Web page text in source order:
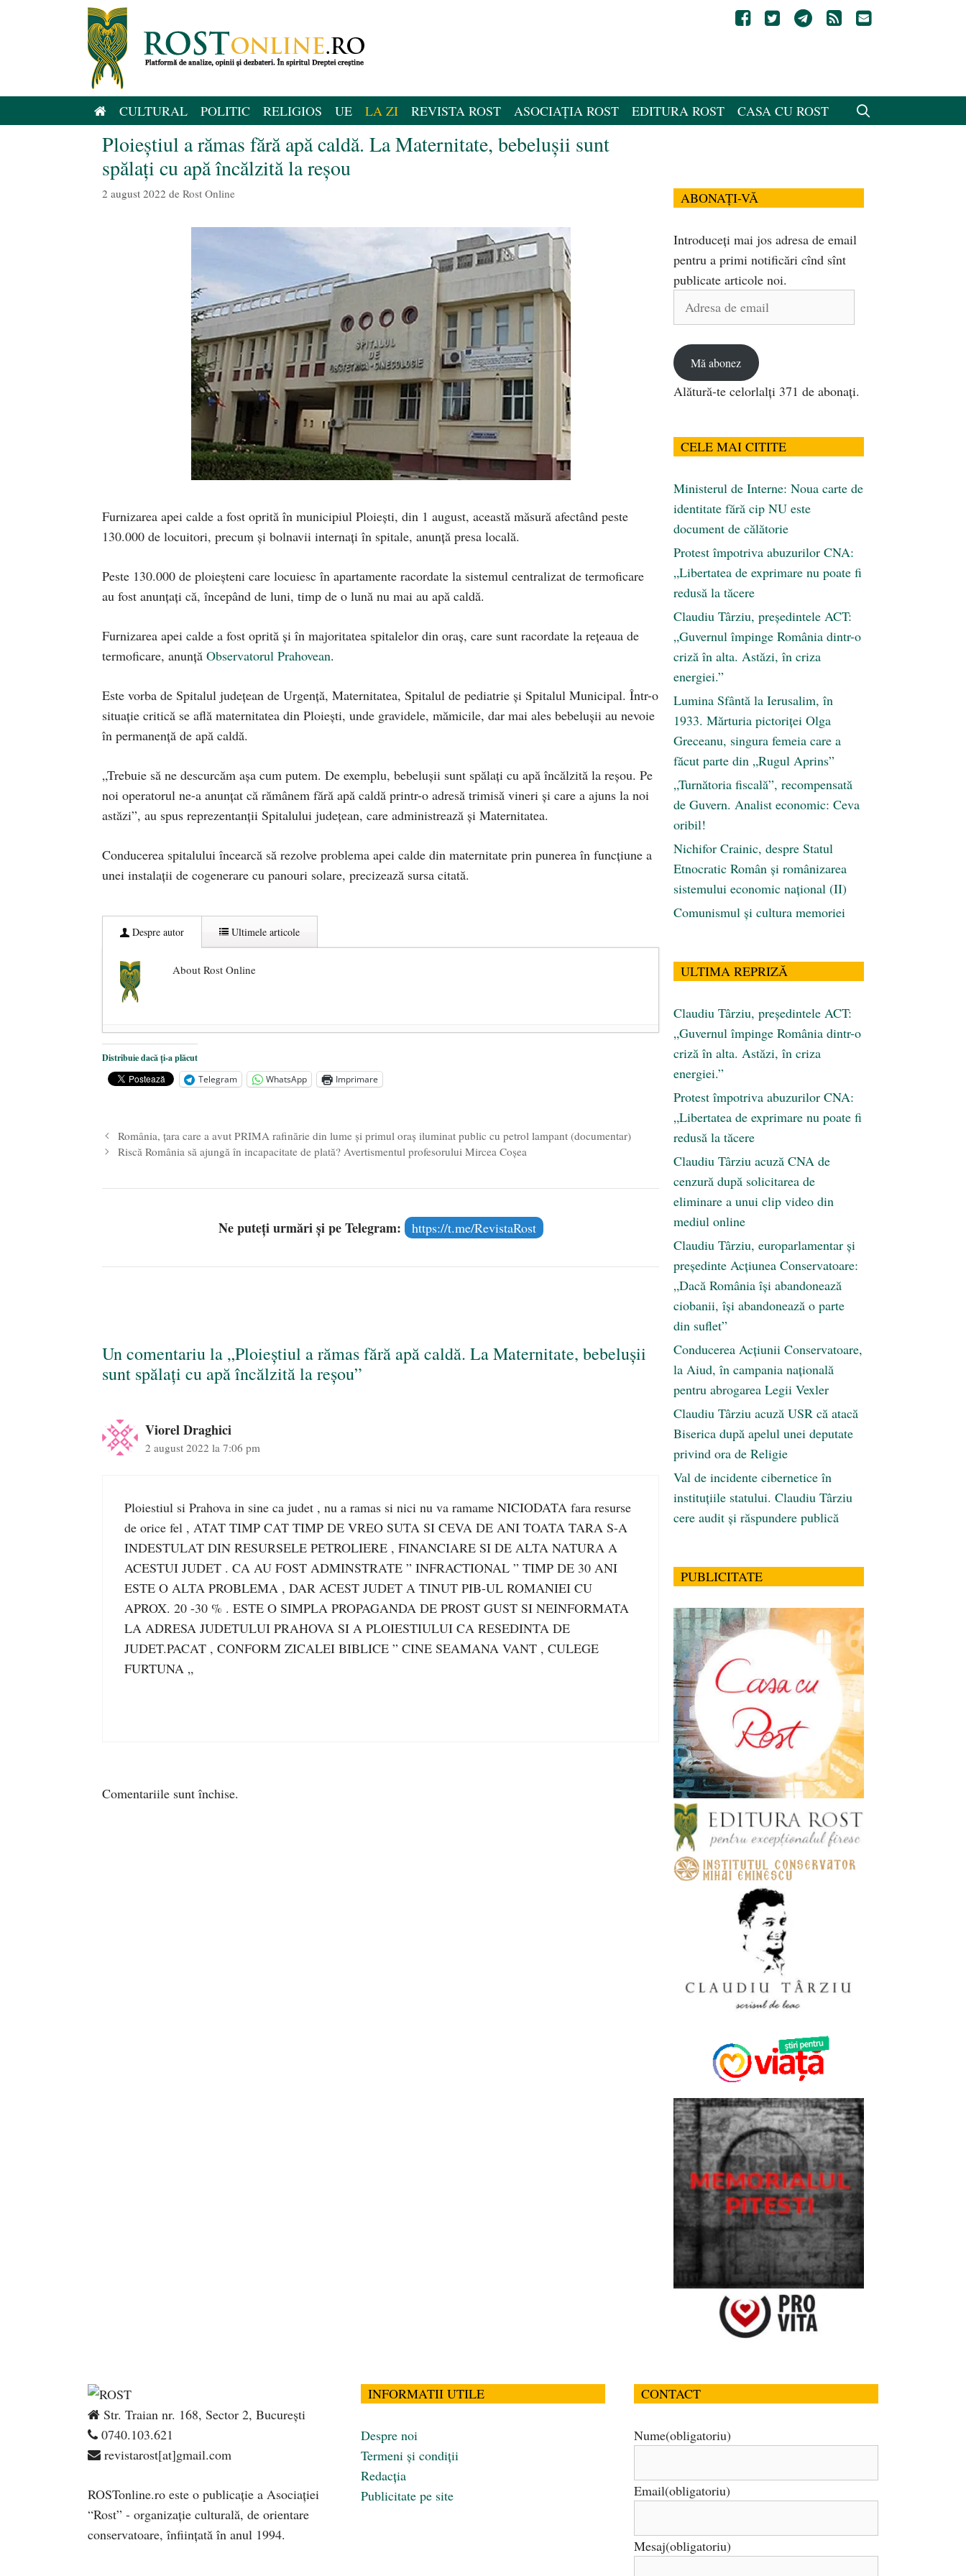
CULTURAL POLITIC RELIGIOS UE LA ZI REVISTA ROST ASOCIAȚIA ROST EDITURA ROST CASA CU ROST
Ploieștiul a rămas fără apă caldă. La Maternitate, bebelușii sunt
spălați cu apă încălzită la reșou
2 august 2022 de Rost Online
Furnizarea apei calde a fost oprită în municipiul Ploiești, din 1 august, această măsură afectând peste
130.000 de locuitori, precum și bolnavii internați în spitale, anunță presa locală.
Peste 130.000 de ploieşteni care locuiesc în apartamente racordate la sistemul centralizat de termoficare
au fost anunţaţi că, începând de luni, timp de o lună nu mai au apă caldă.
Furnizarea apei calde a fost oprită și în majoritatea spitalelor din oraș, care sunt racordate la rețeaua de
termoficare, anunță Observatorul Prahovean.
Este vorba de Spitalul județean de Urgență, Maternitatea, Spitalul de pediatrie și Spitalul Municipal. Într-o
situație critică se află maternitatea din Ploiești, unde gravidele, mămicile, dar mai ales bebelușii au nevoie
în permanență de apă caldă.
„Trebuie să ne descurcăm așa cum putem. De exemplu, bebelușii sunt spălați cu apă încălzită la reșou. Pe
noi operatorul ne-a anunțat că rămânem fără apă caldă printr-o adresă trimisă vineri și care a ajuns la noi
astăzi”, au spus reprezentanții Spitalului județean, care administrează și Maternitatea.
Conducerea spitalului încearcă să rezolve problema apei calde din maternitate prin punerea în funcțiune a
unei instalații de cogenerare cu panouri solare, precizează sursa citată.
Despre autor Ultimele articole
About Rost Online
Dezvăluiri cutremurătoare despre președintele Ucrainei, Volodymyr Zelensky
Statul care servește Națiunea - 21 aprilie 2026
Legea Vexler produce efecte. Bustul poetului Octavian Goga, înlăturat din Iași
Distribuie dacă ți-a plăcut
Telegram
WhatsApp Imprimare
România, țara care a avut PRIMA rafinărie din lume și primul oraș iluminat public cu petrol lampant (documentar)
Riscă România să ajungă în incapacitate de plată? Avertismentul profesorului Mircea Coșea
Ne puteți urmări și pe Telegram: https://t.me/RevistaRost
Un comentariu la „Ploieștiul a rămas fără apă caldă. La Maternitate, bebelușii
sunt spălați cu apă încălzită la reșou”
Viorel Draghici
2 august 2022 la 7:06 pm
Ploiestiul si Prahova in sine ca judet , nu a ramas si nici nu va ramame NICIODATA fara resurse
de orice fel , ATAT TIMP CAT TIMP DE VREO SUTA SI CEVA DE ANI TOATA TARA S-A
INDESTULAT DIN RESURSELE PETROLIERE , FINANCIARE SI DE ALTA NATURA A
ACESTUI JUDET . CA AU FOST ADMINSTRATE ” INFRACTIONAL ” TIMP DE 30 ANI
ESTE O ALTA PROBLEMA , DAR ACEST JUDET A TINUT PIB-UL ROMANIEI CU
APROX. 20 -30 % . ESTE O SIMPLA PROPAGANDA DE PROST GUST SI NEINFORMATA
LA ADRESA JUDETULUI PRAHOVA SI A PLOIESTIULUI CA RESEDINTA DE
JUDET.PACAT , CONFORM ZICALEI BIBLICE ” CINE SEAMANA VANT , CULEGE
FURTUNA „
Comentariile sunt închise.
ABONAȚI-VĂ
Introduceți mai jos adresa de email
pentru a primi notificări cînd sînt
publicate articole noi.
Adresa
Mă abonez
Alătură-te celorlalți 371 de abonați.
CELE MAI CITITE
Ministerul de Interne: Noua carte de
identitate fără cip NU este
document de călătorie
Protest împotriva abuzurilor CNA:
„Libertatea de exprimare nu poate fi
redusă la tăcere
Claudiu Târziu, președintele ACT:
„Guvernul împinge România dintr-o
criză în alta. Astăzi, în criza
energiei.”
Lumina Sfântă la Ierusalim, în
1933. Mărturia pictoriței Olga
Greceanu, singura femeia care a
făcut parte din „Rugul Aprins”
„Turnătoria fiscală”, recompensată
de Guvern. Analist economic: Ceva
oribil!
Nichifor Crainic, despre Statul
Etnocratic Român şi românizarea
sistemului economic naţional (II)
Comunismul şi cultura memoriei
ULTIMA REPRIZĂ
Claudiu Târziu, președintele ACT:
„Guvernul împinge România dintr-o
criză în alta. Astăzi, în criza
energiei.”
Protest împotriva abuzurilor CNA:
„Libertatea de exprimare nu poate fi
redusă la tăcere
Claudiu Târziu acuză CNA de
cenzură după solicitarea de
eliminare a unui clip video din
mediul online
Claudiu Târziu, europarlamentar și
președinte Acțiunea Conservatoare:
„Dacă România își abandonează
ciobanii, își abandonează o parte
din suflet”
Conducerea Acțiunii Conservatoare,
la Aiud, în campania națională
pentru abrogarea Legii Vexler
Claudiu Târziu acuză USR că atacă
Biserica după apelul unei deputate
privind ora de Religie
Val de incidente cibernetice în
instituțiile statului. Claudiu Târziu
cere audit și răspundere publică
PUBLICITATE
Str. Traian nr. 168, Sector 2, București
0740.103.621
revistarost[at]gmail.com
ROSTonline.ro este o publicaţie a Asociaţiei
“Rost” - organizaţie culturală, de orientare
conservatoare, înfiinţată în anul 1994.
INFORMATII UTILE
Despre noi
Termeni și condiții
Redacția
Publicitate pe site
CONTACT
Nume(obligatoriu)
Email(obligatoriu)
Mesaj(obligatoriu)